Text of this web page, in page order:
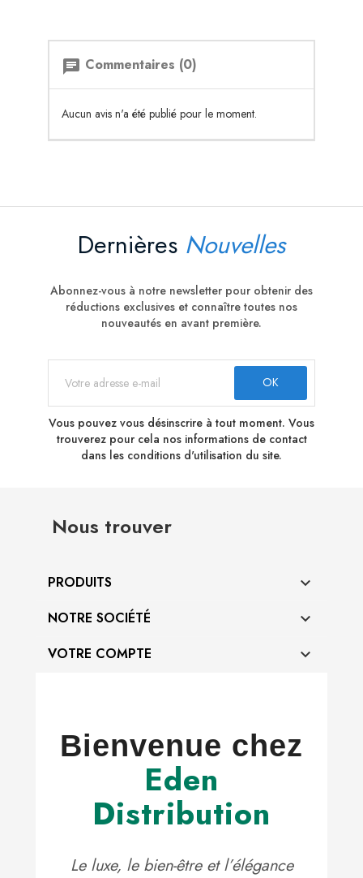
chat Commentaires (0)
Aucun avis n'a été publié pour le moment.
Dernières Nouvelles
Abonnez-vous à notre newsletter pour obtenir des
réductions exclusives et connaître toutes nos
nouveautés en avant première.
Vous pouvez vous désinscrire à tout moment. Vous
trouverez pour cela nos informations de contact
dans les conditions d'utilisation du site.
Nous trouver
PRODUITS 
NOTRE SOCIÉTÉ 
VOTRE COMPTE 
Bienvenue chez
Eden
Distribution
Le luxe, le bien-être et l’élégance